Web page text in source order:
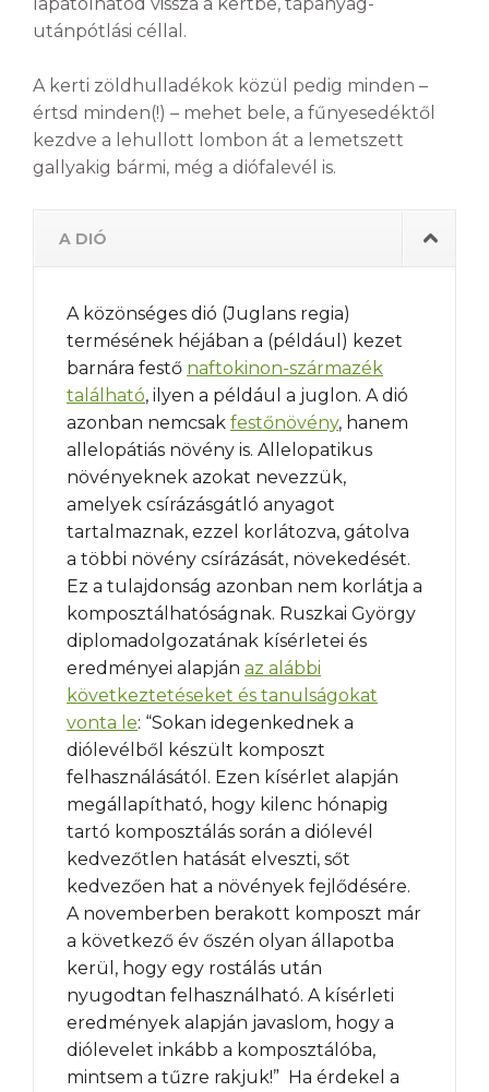
utánpótlási céllal.
A kerti zöldhulladékok közül pedig minden –
értsd minden(!) – mehet bele, a fűnyesedéktől
kezdve a lehullott lombon át a lemetszett
gallyakig bármi, még a diófalevél is.
A DIÓ
A közönséges dió (Juglans regia)
termésének héjában a (például) kezet
barnára festő naftokinon-származék
található, ilyen a például a juglon. A dió
azonban nemcsak festőnövény, hanem
allelopátiás növény is. Allelopatikus
növényeknek azokat nevezzük,
amelyek csírázásgátló anyagot
tartalmaznak, ezzel korlátozva, gátolva
a többi növény csírázását, növekedését.
Ez a tulajdonság azonban nem korlátja a
komposztálhatóságnak. Ruszkai György
diplomadolgozatának kísérletei és
eredményei alapján az alábbi
következtetéseket és tanulságokat
vonta le: “Sokan idegenkednek a
diólevélből készült komposzt
felhasználásától. Ezen kísérlet alapján
megállapítható, hogy kilenc hónapig
tartó komposztálás során a diólevél
kedvezőtlen hatását elveszti, sőt
kedvezően hat a növények fejlődésére.
A novemberben berakott komposzt már
a következő év őszén olyan állapotba
kerül, hogy egy rostálás után
nyugodtan felhasználható. A kísérleti
eredmények alapján javaslom, hogy a
diólevelet inkább a komposztálóba,
mintsem a tűzre rakjuk!” Ha érdekel a